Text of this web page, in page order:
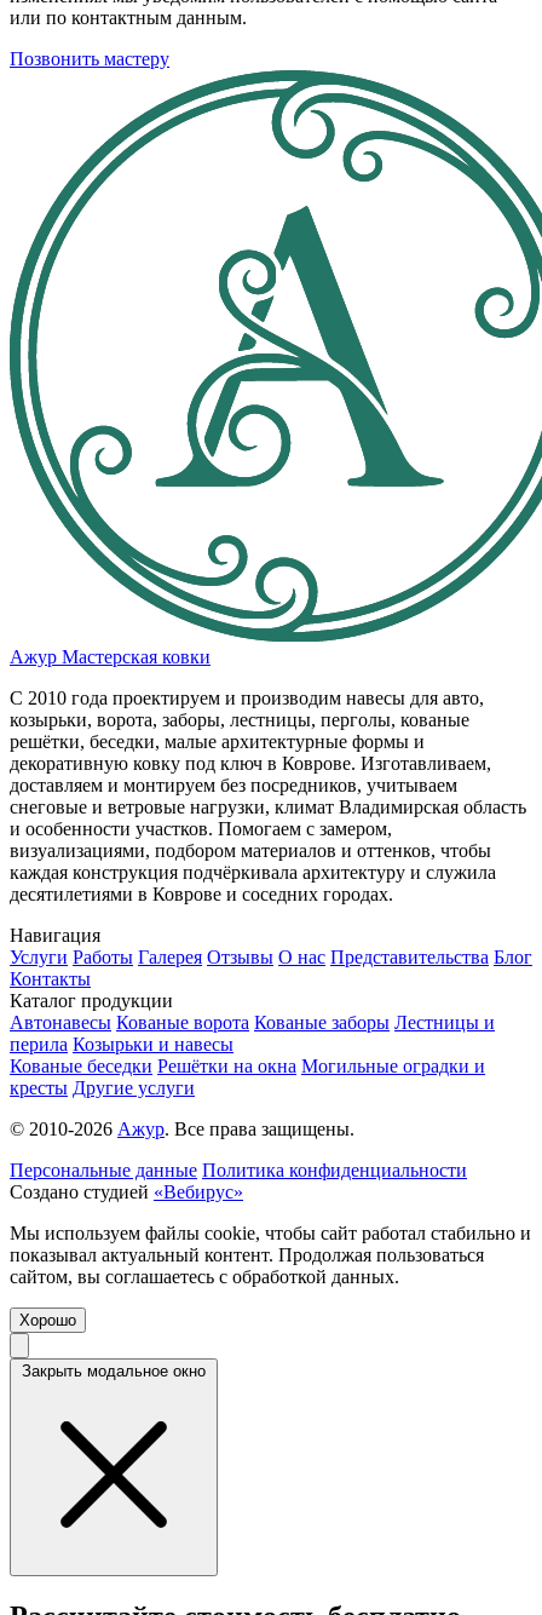
или по контактным данным.
Позвонить мастеру
Ажур Мастерская ковки
С 2010 года проектируем и производим навесы для авто,
козырьки, ворота, заборы, лестницы, перголы, кованые
решётки, беседки, малые архитектурные формы и
декоративную ковку под ключ в Коврове. Изготавливаем,
доставляем и монтируем без посредников, учитываем
снеговые и ветровые нагрузки, климат Владимирская область
и особенности участков. Помогаем с замером,
визуализациями, подбором материалов и оттенков, чтобы
каждая конструкция подчёркивала архитектуру и служила
десятилетиями в Коврове и соседних городах.
Навигация
Услуги Работы Галерея Отзывы О нас Представительства Блог
Контакты
Каталог продукции
Автонавеcы Кованые ворота Кованые заборы Лестницы и
перила Козырьки и навесы
Кованые беседки Решётки на окна Могильные оградки и
кресты Другие услуги
© 2010-2026 Ажур. Все права защищены.
Персональные данные Политика конфиденциальности
Создано студией «Вебирус»
Мы используем файлы cookie, чтобы сайт работал стабильно и
показывал актуальный контент. Продолжая пользоваться
сайтом, вы соглашаетесь с обработкой данных.
Хорошо
Закрыть модальное окно